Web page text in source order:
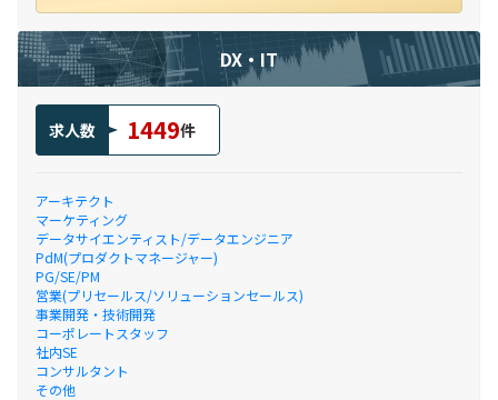
DX・IT
求人数 1449件
アーキテクト
マーケティング
データサイエンティスト/データエンジニア
PdM(プロダクトマネージャー)
PG/SE/PM
営業(プリセールス/ソリューションセールス)
事業開発・技術開発
コーポレートスタッフ
社内SE
コンサルタント
その他